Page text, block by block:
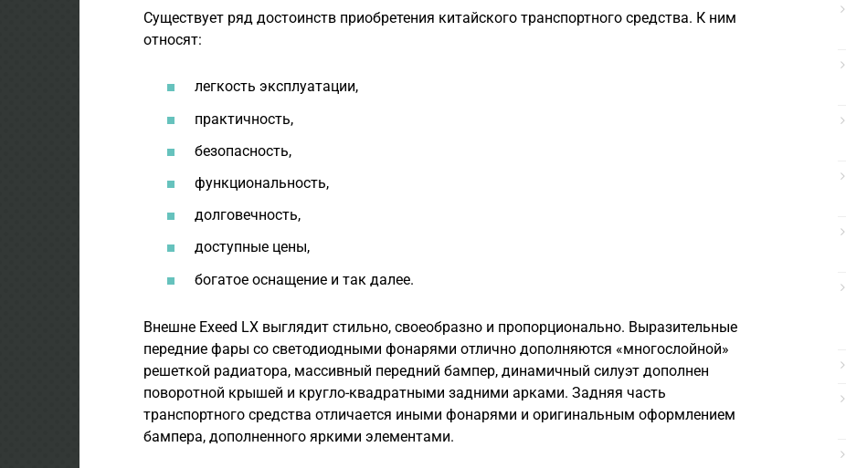
Существует ряд достоинств приобретения китайского транспортного средства. К ним
относят:
легкость эксплуатации,
практичность,
безопасность,
функциональность,
долговечность,
доступные цены,
богатое оснащение и так далее.
Внешне Exeed LX выглядит стильно, своеобразно и пропорционально. Выразительные
передние фары со светодиодными фонарями отлично дополняются «многослойной»
решеткой радиатора, массивный передний бампер, динамичный силуэт дополнен
поворотной крышей и кругло-квадратными задними арками. Задняя часть
транспортного средства отличается иными фонарями и оригинальным оформлением
бампера, дополненного яркими элементами.